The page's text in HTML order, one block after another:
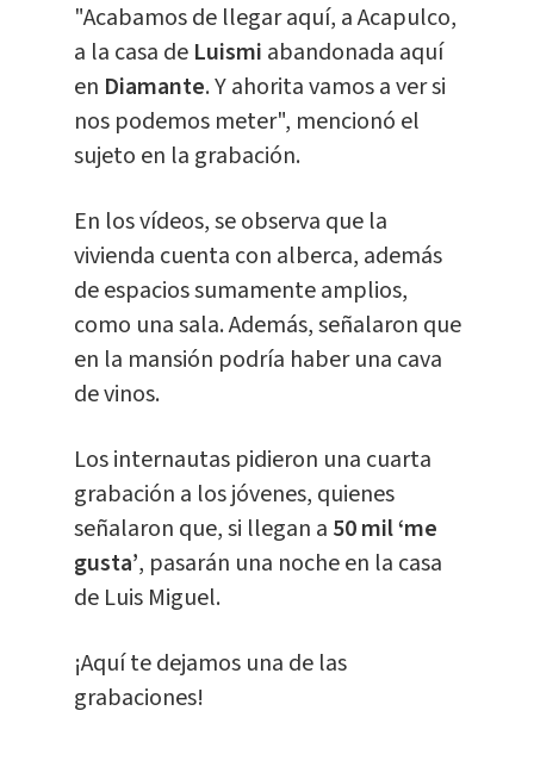
"Acabamos de llegar aquí, a Acapulco,
a la casa de Luismi abandonada aquí
en Diamante. Y ahorita vamos a ver si
nos podemos meter", mencionó el
sujeto en la grabación.
En los vídeos, se observa que la
vivienda cuenta con alberca, además
de espacios sumamente amplios,
como una sala. Además, señalaron que
en la mansión podría haber una cava
de vinos.
Los internautas pidieron una cuarta
grabación a los jóvenes, quienes
señalaron que, si llegan a 50 mil ‘me
gusta’, pasarán una noche en la casa
de Luis Miguel.
¡Aquí te dejamos una de las
grabaciones!